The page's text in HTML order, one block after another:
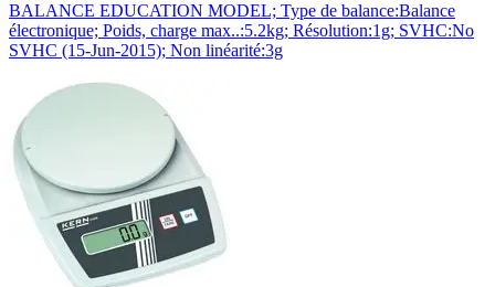
BALANCE EDUCATION MODEL; Type de balance:Balance
électronique; Poids, charge max..:5.2kg; Résolution:1g; SVHC:No
SVHC (15-Jun-2015); Non linéarité:3g